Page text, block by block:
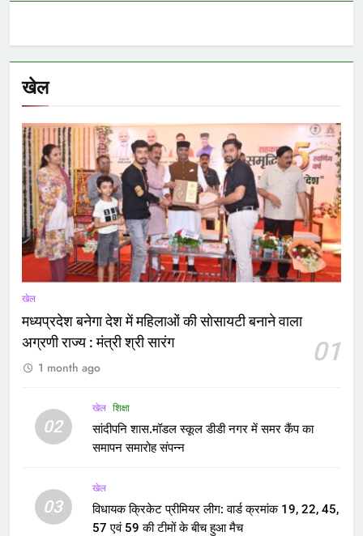
खेल
खेल
मध्यप्रदेश बनेगा देश में महिलाओं की सोसायटी बनाने वाला
अग्रणी राज्य : मंत्री श्री सारंग
01
1 month ago
02
खेल शिक्षा
सांदीपनि शास.मॉडल स्कूल डीडी नगर में समर कैंप का
समापन समारोह संपन्न
03
खेल
विधायक क्रिकेट प्रीमियर लीग: वार्ड क्रमांक 19, 22, 45,
57 एवं 59 की टीमों के बीच हुआ मैच